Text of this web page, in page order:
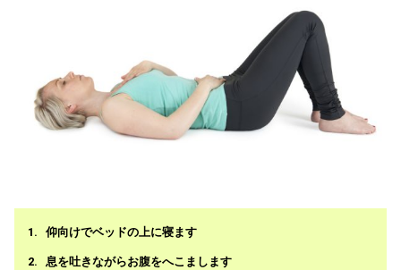
仰向けでベッドの上に寝ます
息を吐きながらお腹をへこまします